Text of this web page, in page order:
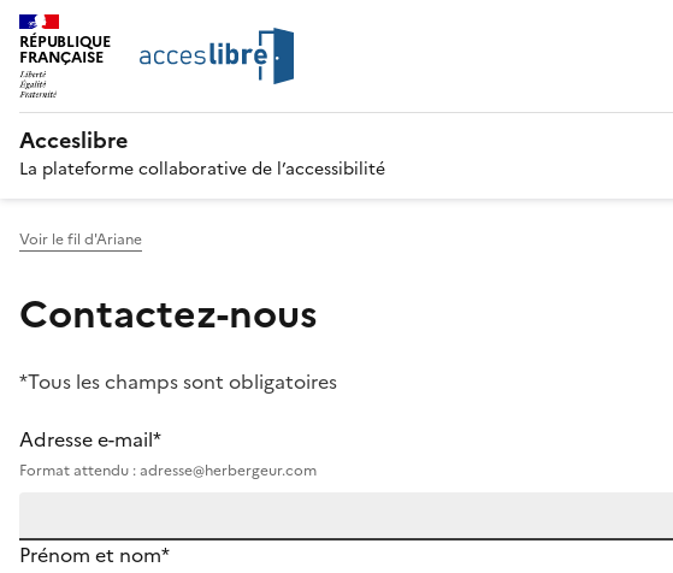
RÉPUBLIQUE
FRANÇAISE
Acceslibre
La plateforme collaborative de l’accessibilité
Voir le fil d'Ariane
Contactez-nous
*Tous les champs sont obligatoires
Adresse e-mail*
Format attendu : adresse@herbergeur.com
Prénom et nom*